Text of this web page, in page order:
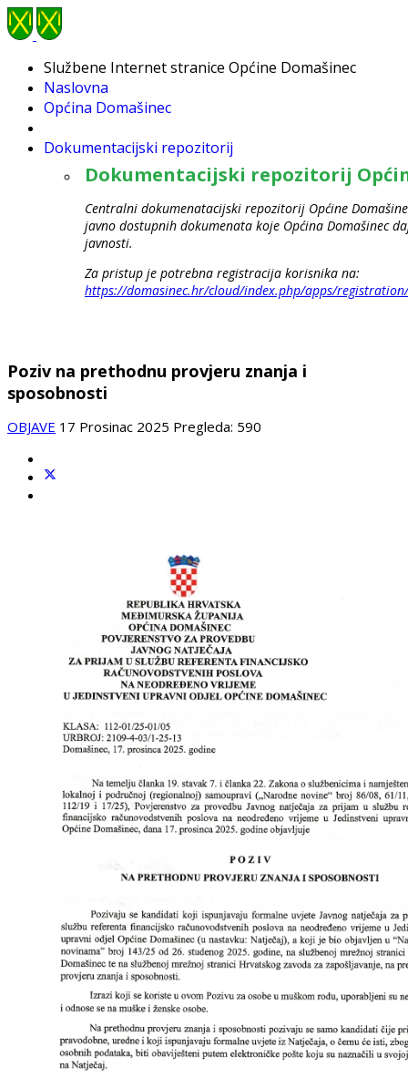
Službene Internet stranice Općine Domašinec
Naslovna
Općina Domašinec
Dokumentacijski repozitorij
Dokumentacijski repozitorij
Centralni dokumenatacijski repozitorij Općine
javno dostupnih dokumenata koje Općina Domašinec
javnosti.
Za pristup je potrebna registracija korisnika na:
https://domasinec.hr/cloud/index.php/apps/registration/
Poziv na prethodnu provjeru znanja i
sposobnosti
OBJAVE 17 Prosinac 2025 Pregleda: 590